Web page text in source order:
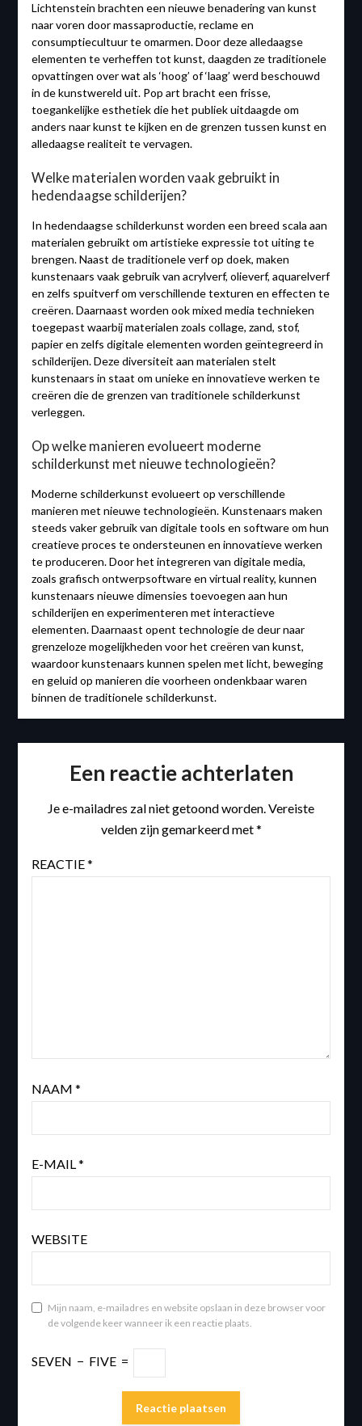
Lichtenstein brachten een nieuwe benadering van kunst
naar voren door massaproductie, reclame en
consumptiecultuur te omarmen. Door deze alledaagse
elementen te verheffen tot kunst, daagden ze traditionele
opvattingen over wat als ‘hoog’ of ‘laag’ werd beschouwd
in de kunstwereld uit. Pop art bracht een frisse,
toegankelijke esthetiek die het publiek uitdaagde om
anders naar kunst te kijken en de grenzen tussen kunst en
alledaagse realiteit te vervagen.
Welke materialen worden vaak gebruikt in
hedendaagse schilderijen?
In hedendaagse schilderkunst worden een breed scala aan
materialen gebruikt om artistieke expressie tot uiting te
brengen. Naast de traditionele verf op doek, maken
kunstenaars vaak gebruik van acrylverf, olieverf, aquarelverf
en zelfs spuitverf om verschillende texturen en effecten te
creëren. Daarnaast worden ook mixed media technieken
toegepast waarbij materialen zoals collage, zand, stof,
papier en zelfs digitale elementen worden geïntegreerd in
schilderijen. Deze diversiteit aan materialen stelt
kunstenaars in staat om unieke en innovatieve werken te
creëren die de grenzen van traditionele schilderkunst
verleggen.
Op welke manieren evolueert moderne
schilderkunst met nieuwe technologieën?
Moderne schilderkunst evolueert op verschillende
manieren met nieuwe technologieën. Kunstenaars maken
steeds vaker gebruik van digitale tools en software om hun
creatieve proces te ondersteunen en innovatieve werken
te produceren. Door het integreren van digitale media,
zoals grafisch ontwerpsoftware en virtual reality, kunnen
kunstenaars nieuwe dimensies toevoegen aan hun
schilderijen en experimenteren met interactieve
elementen. Daarnaast opent technologie de deur naar
grenzeloze mogelijkheden voor het creëren van kunst,
waardoor kunstenaars kunnen spelen met licht, beweging
en geluid op manieren die voorheen ondenkbaar waren
binnen de traditionele schilderkunst.
Een reactie achterlaten
Je e-mailadres zal niet getoond worden.Vereiste
velden zijn gemarkeerd met*
REACTIE*
NAAM *
E-MAIL*
WEBSITE
Mijn naam, e-mailadres en website opslaan in deze browser voor
de volgende keer wanneer ik een reactie plaats.
SEVEN − FIVE =